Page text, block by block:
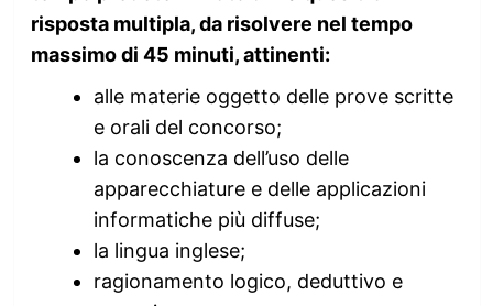
risposta multipla, da risolvere nel tempo
massimo di 45 minuti, attinenti:
alle materie oggetto delle prove scritte
e orali del concorso;
la conoscenza dell’uso delle
apparecchiature e delle applicazioni
informatiche più diffuse;
la lingua inglese;
ragionamento logico, deduttivo e